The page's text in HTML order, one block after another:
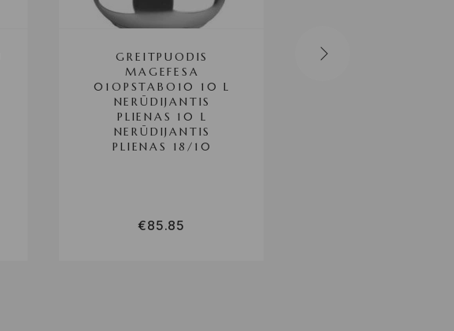
GREITPUODIS
MAGEFESA
01OPSTABO10 10 L
NERŪDIJANTIS
PLIENAS 10 L
NERŪDIJANTIS
PLIENAS 18/10
€85.85
GREITPUODIS